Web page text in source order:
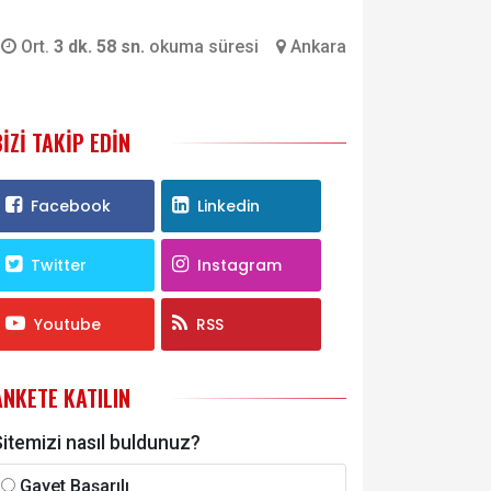
Ort. 3 dk. 58 sn. okuma süresi Ankara
TAKIP EDIN
Facebook Linkedin
Twitter Instagram
Youtube RSS
KATILIN
nasıl buldunuz?
Gayet Başarılı